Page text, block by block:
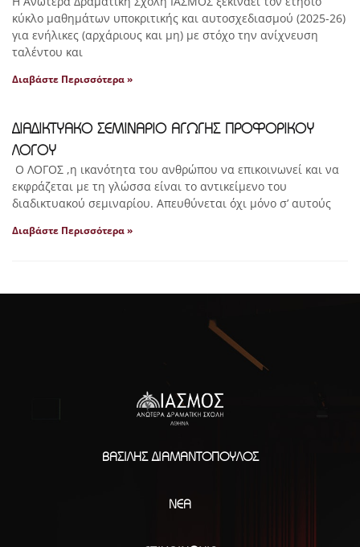
κύκλο μαθημάτων υποκριτικής και αυτοσχεδιασμού (2025-26)
για ενήλικες (αρχάριους και μη) με στόχο την ανίχνευση
ταλέντου και
Διαβάστε Περισσότερα »
ΔΙΑΔΙΚΤΥΑΚΟ ΣΕΜΙΝΑΡΙΟ ΑΓΩΓΗΣ ΠΡΟΦΟΡΙΚΟΥ
ΛΟΓΟΥ
Ο ΛΟΓΟΣ ,η ικανότητα του ανθρώπου να επικοινωνεί και να
εκφράζεται με τη γλώσσα είναι το αντικείμενο του
διαδικτυακού σεμιναρίου. Απευθύνεται όχι μόνο σ’ αυτούς
Διαβάστε Περισσότερα »
ΒΑΣΊΛΗΣ ΔΙΑΜΑΝΤΌΠΟΥΛΟΣ
ΝΈΑ